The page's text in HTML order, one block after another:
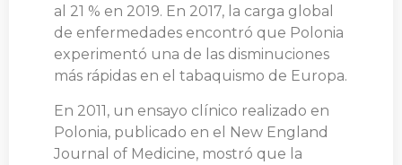
al 21 % en 2019. En 2017, la carga global
de enfermedades encontró que Polonia
experimentó una de las disminuciones
más rápidas en el tabaquismo de Europa.
En 2011, un ensayo clínico realizado en
Polonia, publicado en el New England
Journal of Medicine, mostró que la